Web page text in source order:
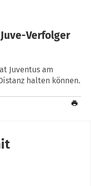
Verfolger
Juventus am
halten können.